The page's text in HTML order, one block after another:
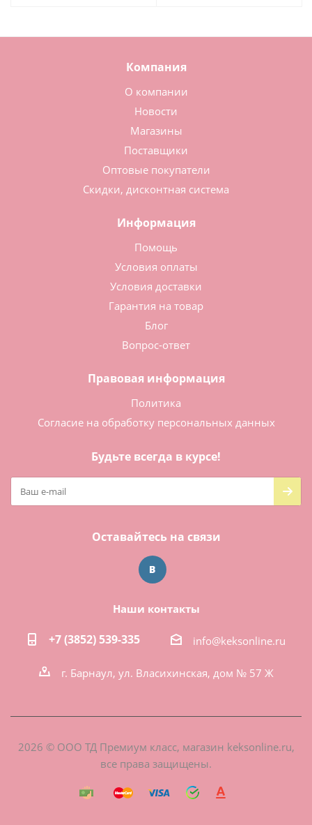
Компания
О компании
Новости
Магазины
Поставщики
Оптовые покупатели
Скидки, дисконтная система
Информация
Помощь
Условия оплаты
Условия доставки
Гарантия на товар
Блог
Вопрос-ответ
Правовая информация
Политика
Согласие на обработку персональных данных
Будьте всегда в курсе!
Оставайтесь на связи
Наши контакты
+7 (3852) 539-335 info@keksonline.ru
г. Барнаул, ул. Власихинская, дом № 57 Ж
2026 © ООО ТД Премиум класс, магазин keksonline.ru,
все права защищены.